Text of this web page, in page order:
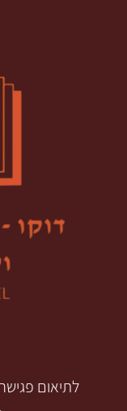
לתיאום